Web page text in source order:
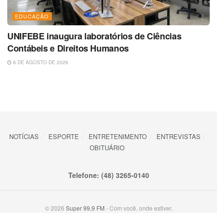
EDUCAÇÃO
UNIFEBE inaugura laboratórios de Ciências
Contábeis e Direitos Humanos
6 DE AGOSTO DE 2026
NOTÍCIAS ESPORTE ENTRETENIMENTO
ENTREVISTAS
OBITUÁRIO
Telefone: (48) 3265-0140
© 2026 Super 99,9 FM - Com você, onde estiver.